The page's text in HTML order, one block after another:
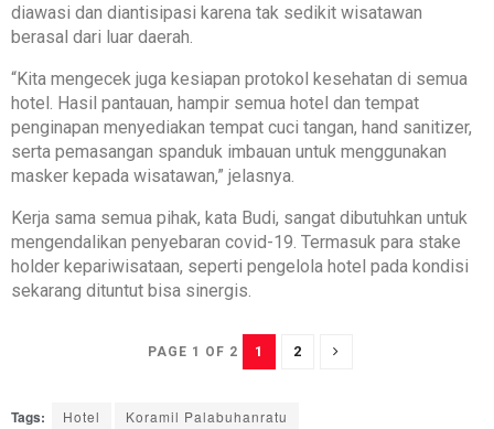
diawasi dan diantisipasi karena tak sedikit wisatawan
berasal dari luar daerah.
“Kita mengecek juga kesiapan protokol kesehatan di semua
hotel. Hasil pantauan, hampir semua hotel dan tempat
penginapan menyediakan tempat cuci tangan, hand sanitizer,
serta pemasangan spanduk imbauan untuk menggunakan
masker kepada wisatawan,” jelasnya.
Kerja sama semua pihak, kata Budi, sangat dibutuhkan untuk
mengendalikan penyebaran covid-19. Termasuk para stake
holder kepariwisataan, seperti pengelola hotel pada kondisi
sekarang dituntut bisa sinergis.
PAGE 1 OF 2 1 2
Tags: Hotel
Koramil Palabuhanratu